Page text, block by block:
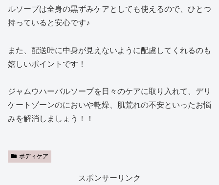
ルソープは全身の黒ずみケアとしても使えるので、ひとつ
持っていると安心です♪
また、配送時に中身が見えないように配慮してくれるのも
嬉しいポイントです！
ジャムウハーバルソープを日々のケアに取り入れて、デリ
ケートゾーンのにおいや乾燥、肌荒れの不安といったお悩
みを解消しましょう！！
ボディケア
スポンサーリンク